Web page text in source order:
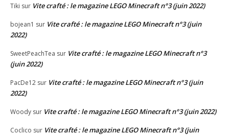
Tiki sur Vite crafté : le magazine LEGO Minecraft n°3 (juin 2022)
bojean1 sur Vite crafté : le magazine LEGO Minecraft n°3 (juin
2022)
SweetPeachTea sur Vite crafté : le magazine LEGO Minecraft n°3
(juin 2022)
PacDe12 sur Vite crafté : le magazine LEGO Minecraft n°3 (juin
2022)
Woody sur Vite crafté : le magazine LEGO Minecraft n°3 (juin 2022)
Coclico sur Vite crafté : le magazine LEGO Minecraft n°3 (juin